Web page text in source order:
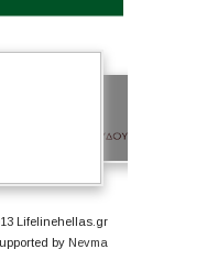
Lifelinehellas.gr
by Nevma